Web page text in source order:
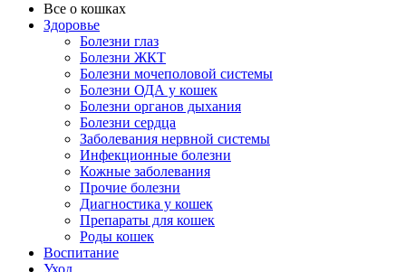
Все о кошках
Здоровье
Болезни глаз
Болезни ЖКТ
Болезни мочеполовой системы
Болезни ОДА у кошек
Болезни органов дыхания
Болезни сердца
Заболевания нервной системы
Инфекционные болезни
Кожные заболевания
Прочие болезни
Диагностика у кошек
Препараты для кошек
Роды кошек
Воспитание
Уход